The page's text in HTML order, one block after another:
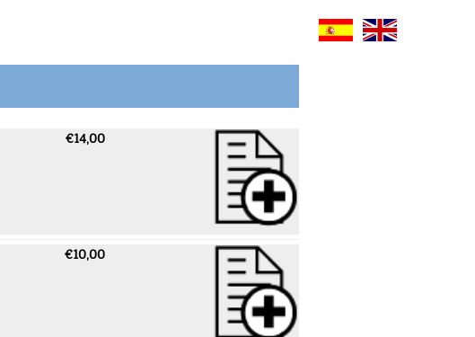
€14,00
€10,00